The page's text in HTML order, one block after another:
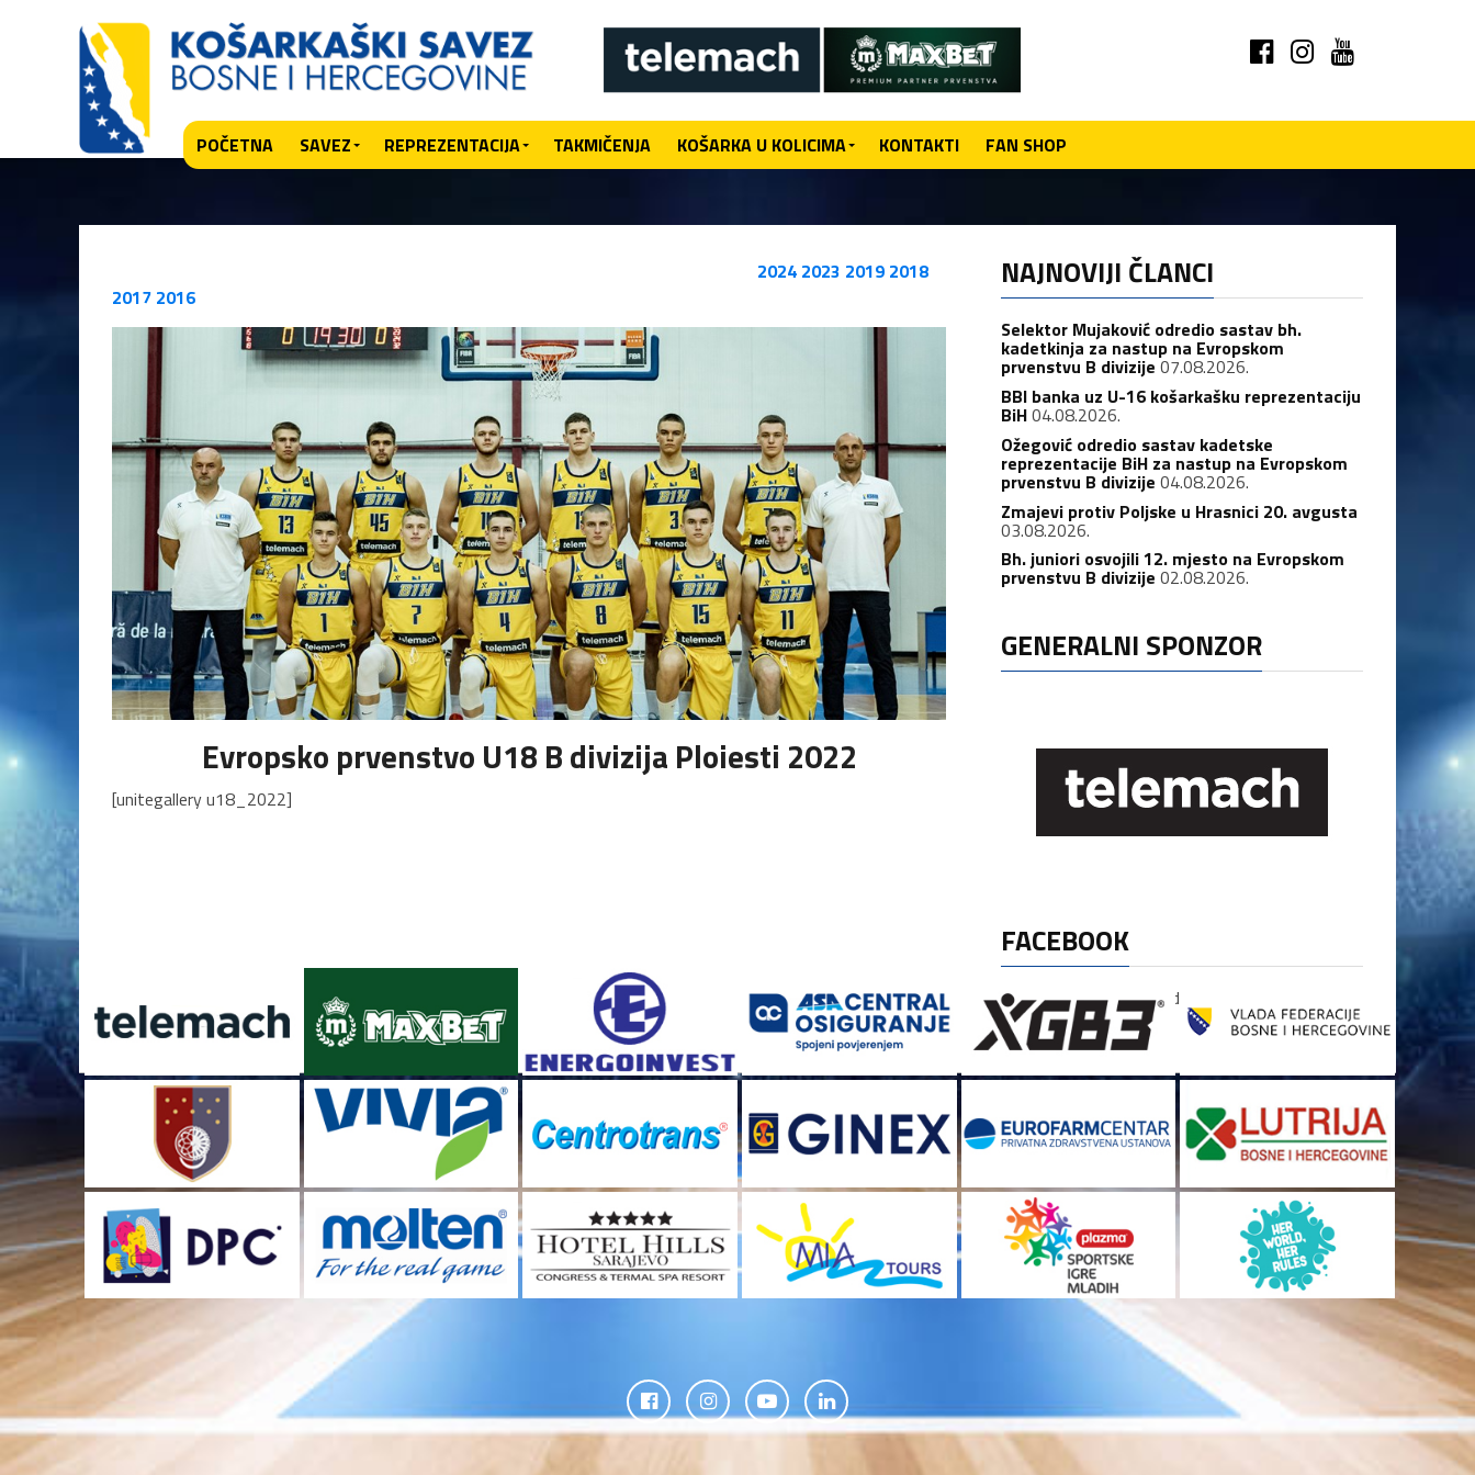
POČETNA SAVEZ REPREZENTACIJA TAKMIČENJA KOŠARKA U KOLICIMA KONTAKTI FAN SHOP
2024 2023 2019 2018
2017 2016
Evropsko prvenstvo U18 B divizija Ploiesti 2022
[unitegallery u18_2022]
NAJNOVIJI ČLANCI
Selektor Mujaković odredio sastav bh.
kadetkinja za nastup na Evropskom
prvenstvu B divizije 07.08.2026.
BBI banka uz U-16 košarkašku reprezentaciju
BiH04.08.2026.
Ožegović odredio sastav kadetske
reprezentacije BiH za nastup na Evropskom
prvenstvu B divizije 04.08.2026.
Zmajevi protiv Poljske u Hrasnici 20. avgusta
03.08.2026.
Bh. juniori osvojili 12. mjesto na Evropskom
prvenstvu B divizije 02.08.2026.
GENERALNI SPONZOR
FACEBOOK
[custom-facebook-feed]